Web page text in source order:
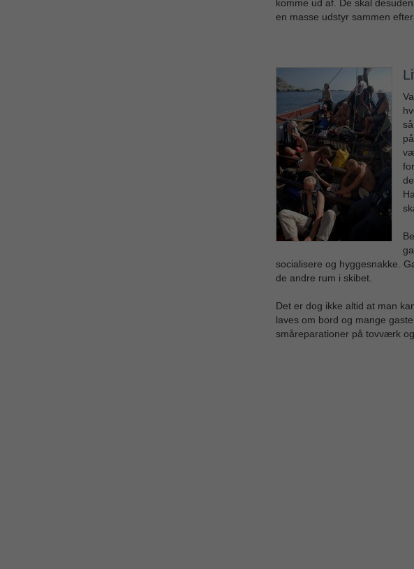
komme ud af. De skal
en masse udstyr sammen efter
socialisere og hyggesnakke.
de andre rum i skibet.
Det er dog ikke altid at man
laves om bord og mange
småreparationer på tovværk og